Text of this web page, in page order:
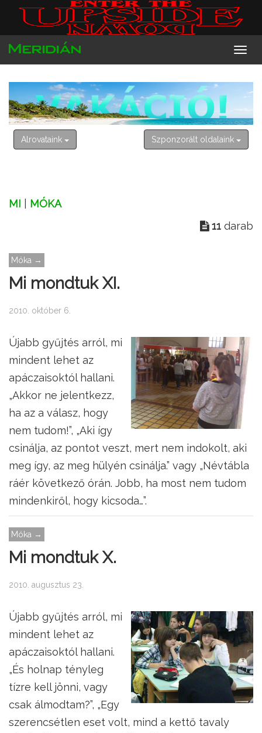
2026. augusztus 6. csütörtök
Berta, Bettina
Alrovataink Szponzorált oldalaink
MI
MÓKA
11 darab
Móka →
Mi mondtuk XI.
2010. október 6.
Újabb gyűjtés arról, mi
mindent lehet az
apáczaisoktól hallani.
„Akkor ne jelentkezz,
ha az a válasz, hogy
nem tudom!”, „Aki így
csinálja, az pontot veszt, mert nem indokolt, aki
meg így, az meg hülyén csinálja.” vagy „Névtábla
ráér következő órán. Jobb, ha most nem tudom
mindenkiről, hogy kicsoda…”.
Móka →
Mi mondtuk X.
2010. augusztus 23.
Újabb gyűjtés arról, mi
mindent lehet az
apáczaisoktól hallani.
„És holnap tényleg
tízre kell jönni, vagy
csak álmodtam?”, „Egy
szerencsétlen eset volt, mind a kettő tavaly